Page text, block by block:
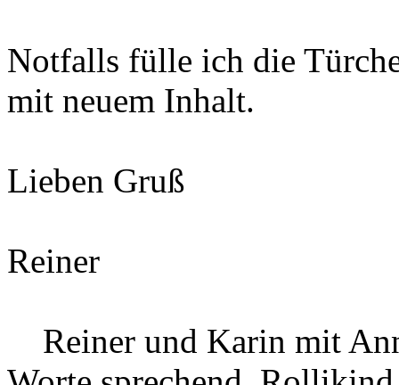
Notfalls fülle ich die
mit neuem Inhalt.
Lieben Gruß
Reiner
Reiner und Karin mit